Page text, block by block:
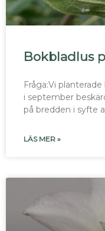
Bokbladlus
Fråga:Vi
i september
på bredden i syfte
LÄS MER »